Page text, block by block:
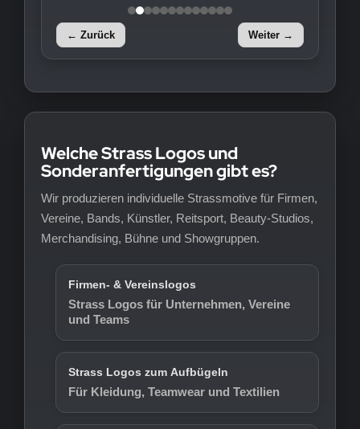
← Zurück Weiter →
Welche Strass Logos und
Sonderanfertigungen gibt es?
Wir produzieren individuelle Strassmotive für Firmen,
Vereine, Bands, Künstler, Reitsport, Beauty-Studios,
Merchandising, Bühne und Showgruppen.
Firmen- & Vereinslogos
Strass Logos für Unternehmen, Vereine
und Teams
Strass Logos zum Aufbügeln
Für Kleidung, Teamwear und Textilien